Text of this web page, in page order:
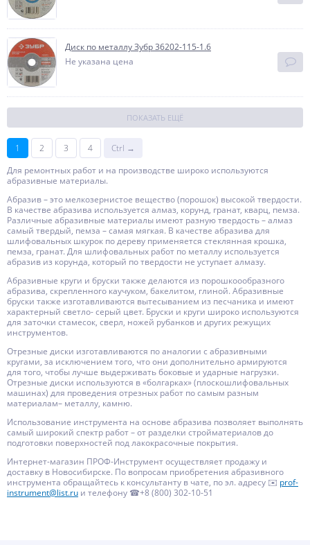
Диск по металлу Зубр 36202-115-1.6
Не указана цена
ПОКАЗАТЬ ЕЩЁ
1 2 3 4
Ctrl →
Для ремонтных работ и на производстве широко используются
абразивные материалы.
Абразив – это мелкозернистое вещество (порошок) высокой твердости.
В качестве абразива используется алмаз, корунд, гранат, кварц, пемза.
Различные абразивные материалы имеют разную твердость – алмаз
самый твердый, пемза – самая мягкая. В качестве абразива для
шлифовальных шкурок по дереву применяется стеклянная крошка,
пемза, гранат. Для шлифовальных работ по металлу используется
абразив из корунда, который по твердости не уступает алмазу.
Абразивные круги и бруски также делаются из порошкоообразного
абразива, скрепленного каучуком, бакелитом, глиной. Абразивные
бруски также изготавливаются вытесыванием из песчаника и имеют
характерный светло- серый цвет. Бруски и круги широко используются
для заточки стамесок, сверл, ножей рубанков и других режущих
инструментов.
Отрезные диски изготавливаются по аналогии с абразивными
кругами, за исключением того, что они дополнительно армируются
для того, чтобы лучше выдерживать боковые и ударные нагрузки.
Отрезные диски используются в «болгарках» (плоскошлифовальных
машинах) для проведения отрезных работ по самым разным
материалам– металлу, камню.
Использование инструмента на основе абразива позволяет выполнять
самый широкий спектр работ – от разделки стройматериалов до
подготовки поверхностей под лакокрасочные покрытия.
Интернет-магазин ПРОФ-Инструмент осуществляет продажу и
доставку в Новосибирске. По вопросам приобретения абразивного
инструмента обращайтесь к консультанту в чате, по эл. адресу ✉️ prof-
instrument@list.ru и телефону ☎+8 (800) 302-10-51